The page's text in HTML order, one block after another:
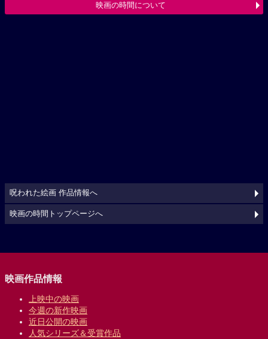
映画の時間について
呪われた絵画 作品情報へ
映画の時間トップページへ
映画作品情報
上映中の映画
今週の新作映画
近日公開の映画
人気シリーズ＆受賞作品